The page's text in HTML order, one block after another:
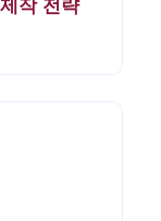
작 전략